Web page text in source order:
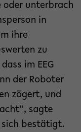
oder unterbrach
in
ihre
zu
im EEG
der Roboter
zögert, und
sagte
sich bestätigt.